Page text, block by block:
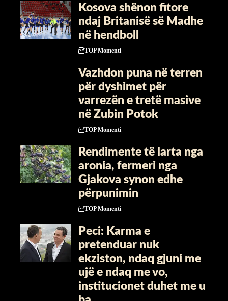
Kosova shënon fitore
ndaj Britanisë së Madhe
në hendboll
TOP Momenti
Vazhdon puna në terren
për dyshimet për
varrezën e tretë masive
në Zubin Potok
TOP Momenti
Rendimente të larta nga
aronia, fermeri nga
Gjakova synon edhe
përpunimin
TOP Momenti
Peci: Karma e
pretenduar nuk
ekziston, ndaq gjuni me
ujë e ndaq me vo,
institucionet duhet me u